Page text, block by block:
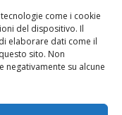
come i cookie
del dispositivo. Il
elaborare dati come il
sito. Non
su alcune
20/09/2011 Dir.